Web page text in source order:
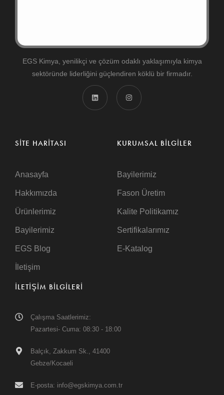
EGS Kimya, yenilikçi ve çözüm odaklı yaklaşımıyla kimya
sektöründe liderliğini güçlendiren köklü bir firmadır.
SITE HARITASI
Anasayfa
Hakkımızda
Ürünlerimiz
Bayilerimiz
EGS Blog
İletişim
KURUMSAL BILGILER
Bayilerimiz
Fason Üretim
Kalite Politikamız
Sertifikalarımız
E-Katalog
ILETIŞIM BILGILERI
Çalışma Saatlerimiz:
Pazartesi- Cuma: 08:30 - 18:00
Balçık, Zakkum Sk., 41400
Gebze/Kocaeli
E-posta: info@egskimya.com.tr